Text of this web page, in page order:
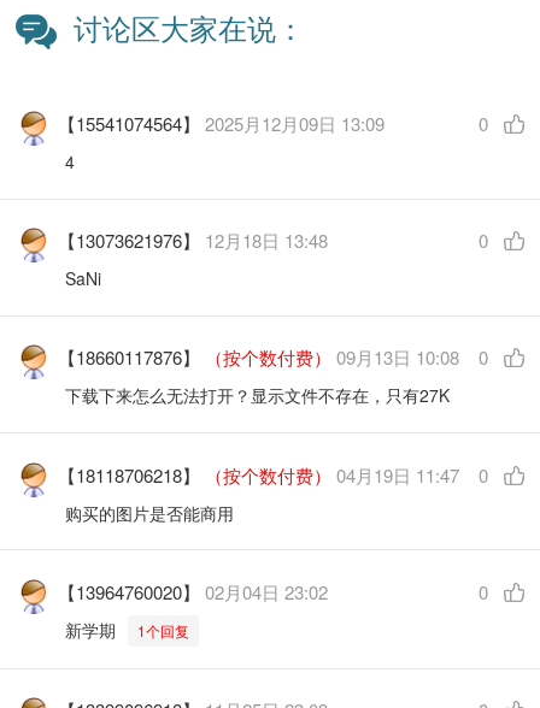
讨论区大家在说：
【15541074564】2025月12月09日 13:09 0
4
【13073621976】 12月18日 13:48 0
SaNi
【18660117876】 （按个数付费） 09月13日 10:08 0
下载下来怎么无法打开？显示文件不存在，只有27K
【18118706218】 （按个数付费） 04月19日 11:47 0
购买的图片是否能商用
【13964760020】02月04日 23:02 0
新学期 1个回复